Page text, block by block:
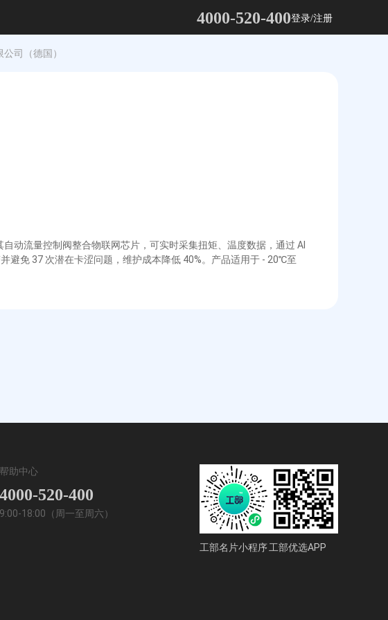
4000-520-400登录/注册
司（德国）
动流量控制阀整合物联网芯片，可实时采集扭矩、温度数据，通过 AI
避免 37 次潜在卡涩问题，维护成本降低 40%。产品适用于 - 20℃至
帮助中心
4000-520-400
9:00-18:00（周一至周六）
工部名片小程序工部优选APP